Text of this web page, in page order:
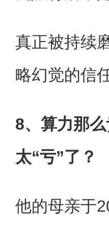
真正被持续
略幻觉的信
8、算力那
太“亏”了？
他的母亲‌于‌